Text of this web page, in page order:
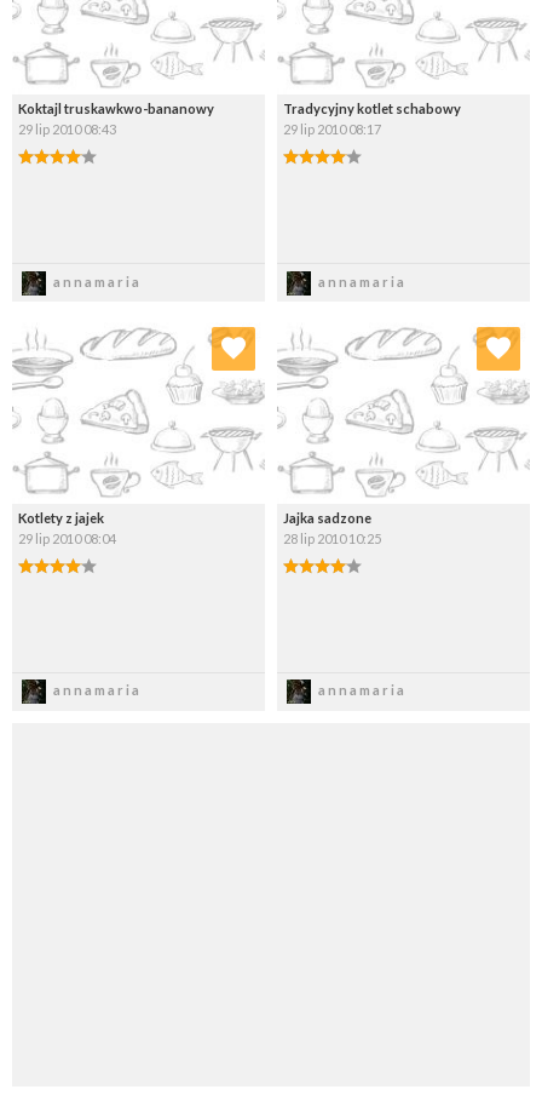
Koktajl truskawkwo-bananowy
29 lip 2010 08:43
annamaria
Tradycyjny kotlet schabowy
29 lip 2010 08:17
annamaria
Kotlety z jajek
29 lip 2010 08:04
annamaria
Dodaj do ulubionych
Wybierz listę:
Jajka sadzone
28 lip 2010 10:25
annamaria
Dodaj do ulubionych
Wybierz listę: